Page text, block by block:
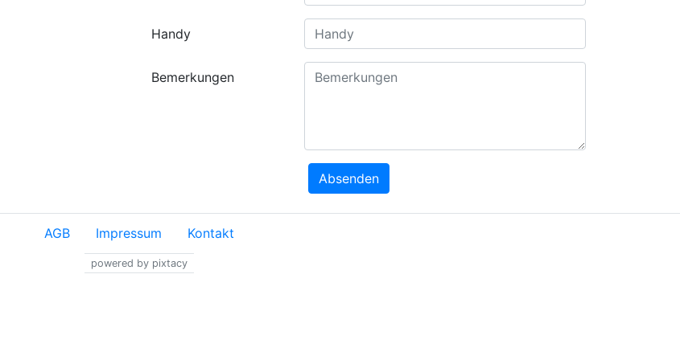
Handy
Bemerkungen
Absenden
AGB Impressum Kontakt
powered by pixtacy